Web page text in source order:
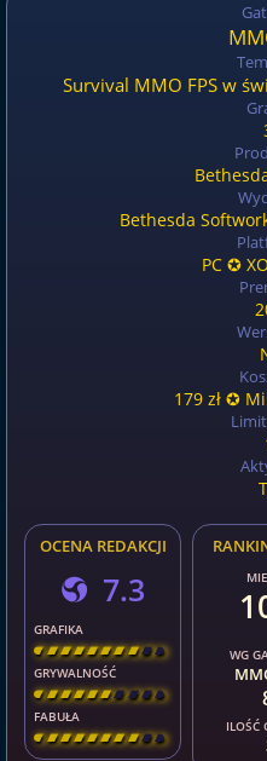
Survival MMO FPS w
Bethesda
PC ✪
179 zł ✪
WG
ILOŚĆ
OCENA REDAKCJI
7.3
GRAFIKA
[ \ \ \ \ \ \ \ \ ]
GRYWALNOŚĆ
[ \ \ \ \ \ \ \ \ ]
FABUŁA
[ \ \ \ \ \ \ \ \ ]